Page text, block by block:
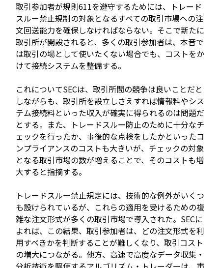
取引参加者が規則611を遵守するためには、トレード
スルー禁止規制の対象となるすべての取引市場への注
文回送能力を確保しなければならない。そこで新たに
取引所が開設されると、多くの取引参加者は、本音で
は取引の場として使いたくない場合でも、コストをか
けて接続システムを整備する。
これについてSECは、取引所間の競争は良いことだと
しながらも、取引所を設立しさえすれば情報料やシス
テム接続料といった収入が確実に得られるのは問題だ
とする。また、トレードスルー防止のために十分なチ
ェックを行ったか、事後的な点検をしたかといったコ
ンプライアンスのコストも大きいが、チェックの対象
となる取引市場の数が増えることで、そのコストも増
大すると指摘する。
トレードスルー禁止規定には、技術的な例外がいくつ
も設けられているが、これらの適用を受けるための複
雑な注文形式が多くの取引市場で導入された。SECに
よれば、この結果、取引参加者は、どの注文形式を利
用すべきかを判断することが難しくなり、取引コスト
の増大につながる。他方、高速で高度なデータ収集・